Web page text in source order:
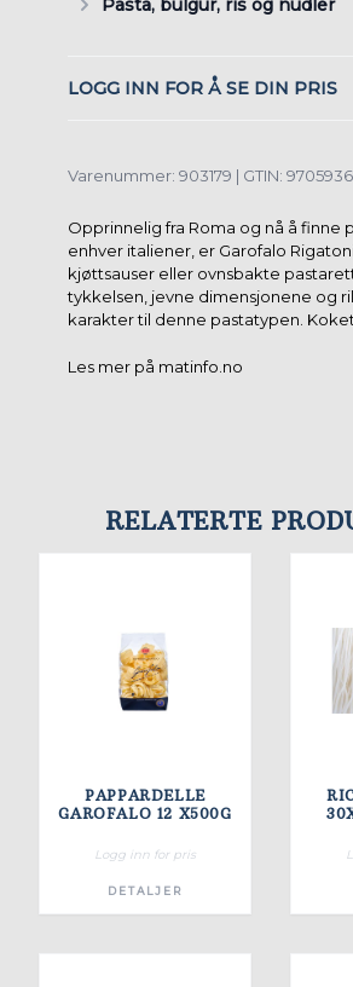
Pasta, bulgur, ris og nudler
LOGG INN FOR Å SE DIN PRIS
Varenummer: 903179 | GTIN:
Opprinnelig fra Roma og nå å finne
enhver italiener, er Garofalo
kjøttsauser eller ovnsbakte
tykkelsen, jevne dimensjonene og
karakter til denne pastatypen.
Les mer på matinfo.no
RELATERTE
PAPPARDELLE
GAROFALO 12 X500G
Logg inn for pris
DETALJER